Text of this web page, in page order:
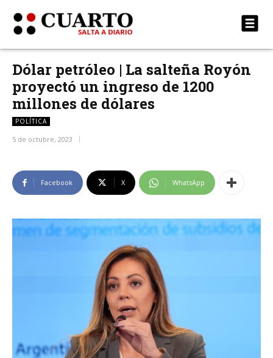
Dólar petróleo | La salteña Royón
proyectó un ingreso de 1200
millones de dólares
POLÍTICA
5 de octubre, 2023
Facebook X WhatsApp